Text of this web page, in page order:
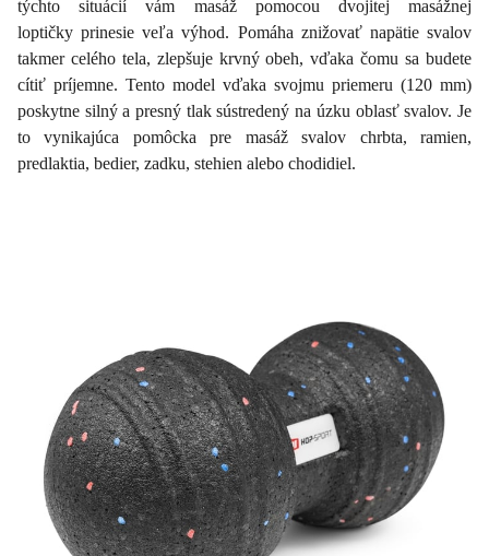
týchto situácií vám masáž pomocou dvojitej masážnej
loptičky prinesie veľa výhod. Pomáha znižovať napätie svalov
takmer celého tela, zlepšuje krvný obeh, vďaka čomu sa budete
cítiť príjemne. Tento model vďaka svojmu priemeru (120 mm)
poskytne silný a presný tlak sústredený na úzku oblasť svalov. Je
to vynikajúca pomôcka pre masáž svalov chrbta, ramien,
predlaktia, bedier, zadku, stehien alebo chodidiel.